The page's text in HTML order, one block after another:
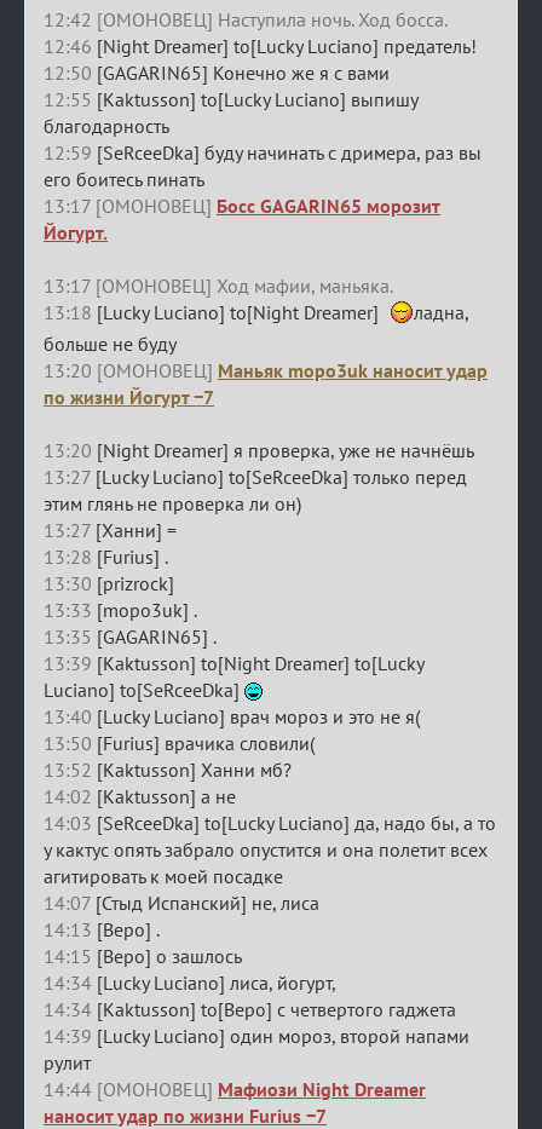
12:42 [ОМОНОВЕЦ] Наступила ночь. Ход босса.
12:46 [Night Dreamer] to[Lucky Luciano] предатель!
12:50 [GAGARIN65] Конечно же я с вами
12:55 [Kaktusson] to[Lucky Luciano] выпишу
благодарность
12:59 [SeRceeDka] буду начинать с дримера, раз вы
его боитесь пинать
13:17 [ОМОНОВЕЦ] Босс GAGARIN65 морозит
Йогурт.
13:17 [ОМОНОВЕЦ] Ход мафии, маньяка.
13:18 [Lucky Luciano] to[Night Dreamer]
ладна,
больше не буду
13:20 [ОМОНОВЕЦ] Маньяк mopo3uk наносит удар
по жизни Йогурт −7
13:20 [Night Dreamer] я проверка, уже не начнёшь
13:27 [Lucky Luciano] to[SeRceeDka] только перед
этим глянь не проверка ли он)
13:27 [Ханни] =
13:28 [Furius] .
13:30 [prizrock]
13:33 [mopo3uk] .
13:35 [GAGARIN65] .
13:39 [Kaktusson] to[Night Dreamer] to[Lucky
Luciano] to[SeRceeDka]
13:40 [Lucky Luciano] врач мороз и это не я(
13:50 [Furius] врачика словили(
13:52 [Kaktusson] Ханни мб?
14:02 [Kaktusson] а не
14:03 [SeRceeDka] to[Lucky Luciano] да, надо бы, а то
у кактус опять забрало опустится и она полетит всех
агитировать к моей посадке
14:07 [Стыд Испанский] не, лиса
14:13 [Веро] .
14:15 [Веро] о зашлось
14:34 [Lucky Luciano] лиса, йогурт,
14:34 [Kaktusson] to[Веро] с четвертого гаджета
14:39 [Lucky Luciano] один мороз, второй напами
рулит
14:44 [ОМОНОВЕЦ] Мафиози Night Dreamer
наносит удар по жизни Furius −7